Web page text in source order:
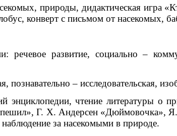
природы, дидактическая игра
конверт с письмом от насекомых,
речевое развитие, социально –
– исследовательская,
энциклопедии, чтение литературы
Г. Х. Андерсен «Дюймовочка», Я.
за насекомыми в природе.